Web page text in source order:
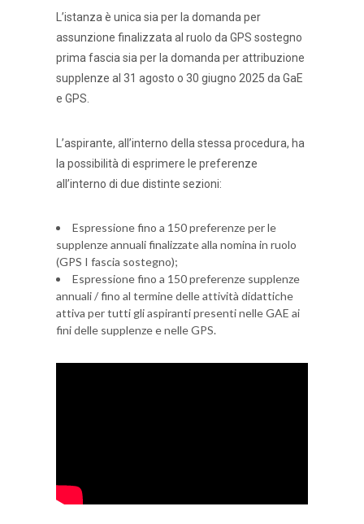
L’istanza è unica sia per la domanda per
assunzione finalizzata al ruolo da GPS sostegno
prima fascia sia per la domanda per attribuzione
supplenze al 31 agosto o 30 giugno 2025 da GaE
e GPS.
L’aspirante, all’interno della stessa procedura, ha
la possibilità di esprimere le preferenze
all’interno di due distinte sezioni:
Espressione fino a 150 preferenze per le
supplenze annuali finalizzate alla nomina in ruolo
(GPS I fascia sostegno);
Espressione fino a 150 preferenze supplenze
annuali / fino al termine delle attività didattiche
attiva per tutti gli aspiranti presenti nelle GAE ai
fini delle supplenze e nelle GPS.